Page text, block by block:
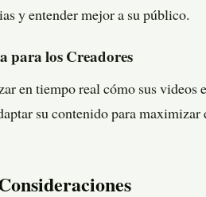
y entender mejor a su público.
para los Creadores
en tiempo real cómo sus videos
su contenido para